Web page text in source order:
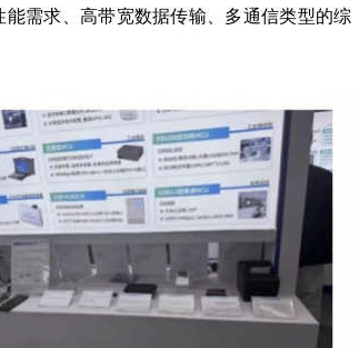
需求、高带宽数据传输、多通信类型的综